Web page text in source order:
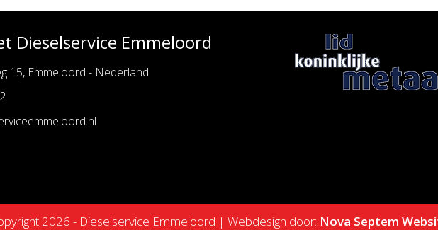
Dieselservice Emmeloord
15, Emmeloord - Nederland
2026 - Dieselservice Emmeloord | Webdesign door: Nova Septem